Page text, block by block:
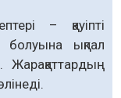
– қауіпті
болуына ықпал